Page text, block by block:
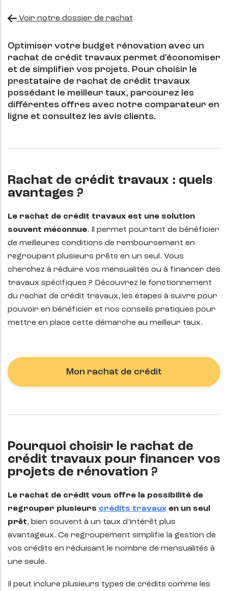
Voir notre dossier de rachat
Optimiser votre budget rénovation avec un
rachat de crédit travaux permet d’économiser
et de simplifier vos projets. Pour choisir le
prestataire de rachat de crédit travaux
possédant le meilleur taux, parcourez les
différentes offres avec notre comparateur en
ligne et consultez les avis clients.
Rachat de crédit travaux : quels
avantages ?
Le rachat de crédit travaux est une solution
souvent méconnue. Il permet pourtant de bénéficier
de meilleures conditions de remboursement en
regroupant plusieurs prêts en un seul. Vous
cherchez à réduire vos mensualités ou à financer des
travaux spécifiques ? Découvrez le fonctionnement
du rachat de crédit travaux, les étapes à suivre pour
pouvoir en bénéficier et nos conseils pratiques pour
mettre en place cette démarche au meilleur taux.
Mon rachat de crédit
Pourquoi choisir le rachat de
crédit travaux pour financer vos
projets de rénovation ?
Le rachat de crédit vous offre la possibilité de
regrouper plusieurs crédits travaux en un seul
prêt, bien souvent à un taux d’intérêt plus
avantageux. Ce regroupement simplifie la gestion de
vos crédits en réduisant le nombre de mensualités à
une seule.
Il peut inclure plusieurs types de crédits comme les